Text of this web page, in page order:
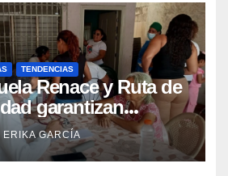
TENDENCIAS
Renace y Ruta de
garantizan
integral en
ERIKA GARCÍA